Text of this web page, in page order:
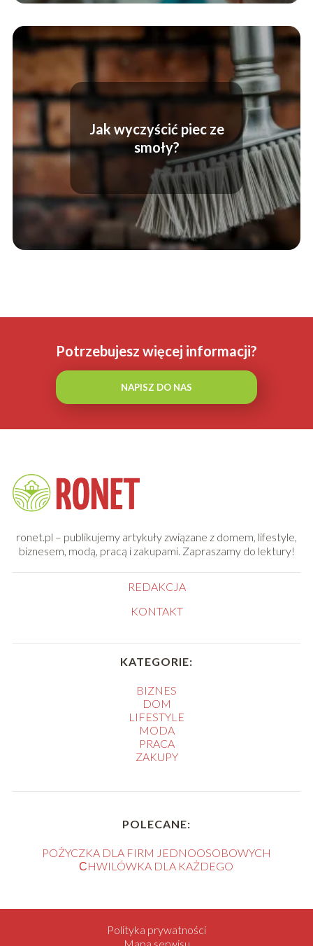
Jak wyczyścić piec ze
smoły?
Potrzebujesz więcej informacji?
NAPISZ DO NAS
ronet.pl – publikujemy artykuły związane z domem, lifestyle,
biznesem, modą, pracą i zakupami. Zapraszamy do lektury!
REDAKCJA
KONTAKT
KATEGORIE:
BIZNES
DOM
LIFESTYLE
MODA
PRACA
ZAKUPY
POLECANE:
POŻYCZKA DLA FIRM JEDNOOSOBOWYCH
СHWILÓWKA DLA KAŻDEGO
Polityka prywatności
Mapa serwisu